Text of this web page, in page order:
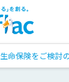
生命保険をご検討